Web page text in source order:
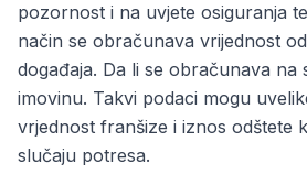
pozornost i na uvjete osiguranja
način se obračunava vrijednost
događaja. Da li se obračunava na
imovinu. Takvi podaci mogu
vrjednost franšize i iznos odštete
slučaju potresa.